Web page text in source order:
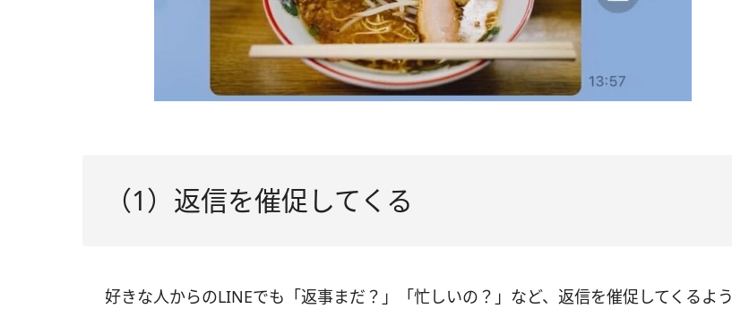
（1）返信を催促してくる
好きな人からのLINEでも「返事まだ？」「忙しいの？」など、返信を催促してくるよう